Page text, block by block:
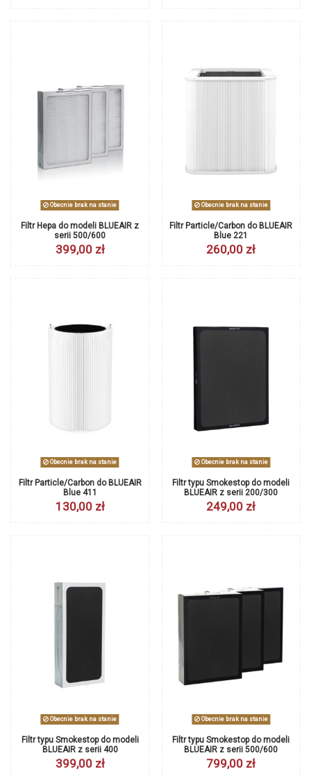
Obecnie brak na stanie
Filtr Hepa do modeli BLUEAIR z
serii 500/600
399,00 zł
Obecnie brak na stanie
Filtr Particle/Carbon do BLUEAIR
Blue 221
260,00 zł
Obecnie brak na stanie
Filtr Particle/Carbon do BLUEAIR
Blue 411
130,00 zł
Obecnie brak na stanie
Filtr typu Smokestop do modeli
BLUEAIR z serii 200/300
249,00 zł
Obecnie brak na stanie
Filtr typu Smokestop do modeli
BLUEAIR z serii 400
399,00 zł
Obecnie brak na stanie
Filtr typu Smokestop do modeli
BLUEAIR z serii 500/600
799,00 zł